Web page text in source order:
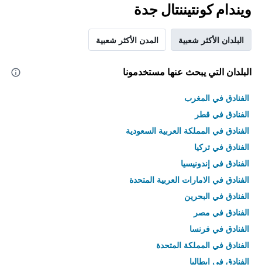
ويندام كونتيننتال جدة
البلدان الأكثر شعبية المدن الأكثر شعبية
البلدان التي يبحث عنها مستخدمونا
الفنادق في المغرب
الفنادق في قطر
الفنادق في المملكة العربية السعودية
الفنادق في تركيا
الفنادق في إندونيسيا
الفنادق في الامارات العربية المتحدة
الفنادق في البحرين
الفنادق في مصر
الفنادق في فرنسا
الفنادق في المملكة المتحدة
الفنادق في إيطاليا